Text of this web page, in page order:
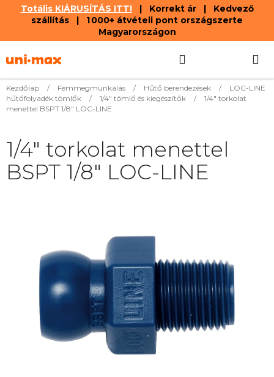
Totális KIÁRUSÍTÁS ITT!| Korrekt ár | Kedvező
szállítás | 1 000+ átvételi pont országszerte
Magyarországon
tartalomhoz
KOSÁR
Kezdőlap / Fémmegmunkálás / Hűtő berendezések /
LOC-LINE
hűtőfolyadék tömlők
/ 1/4" tömlő és kiegészítők /
1/4" torkolat
menettel BSPT 1/8" LOC-LINE
1/4" torkolat menettel
BSPT 1/8" LOC-LINE